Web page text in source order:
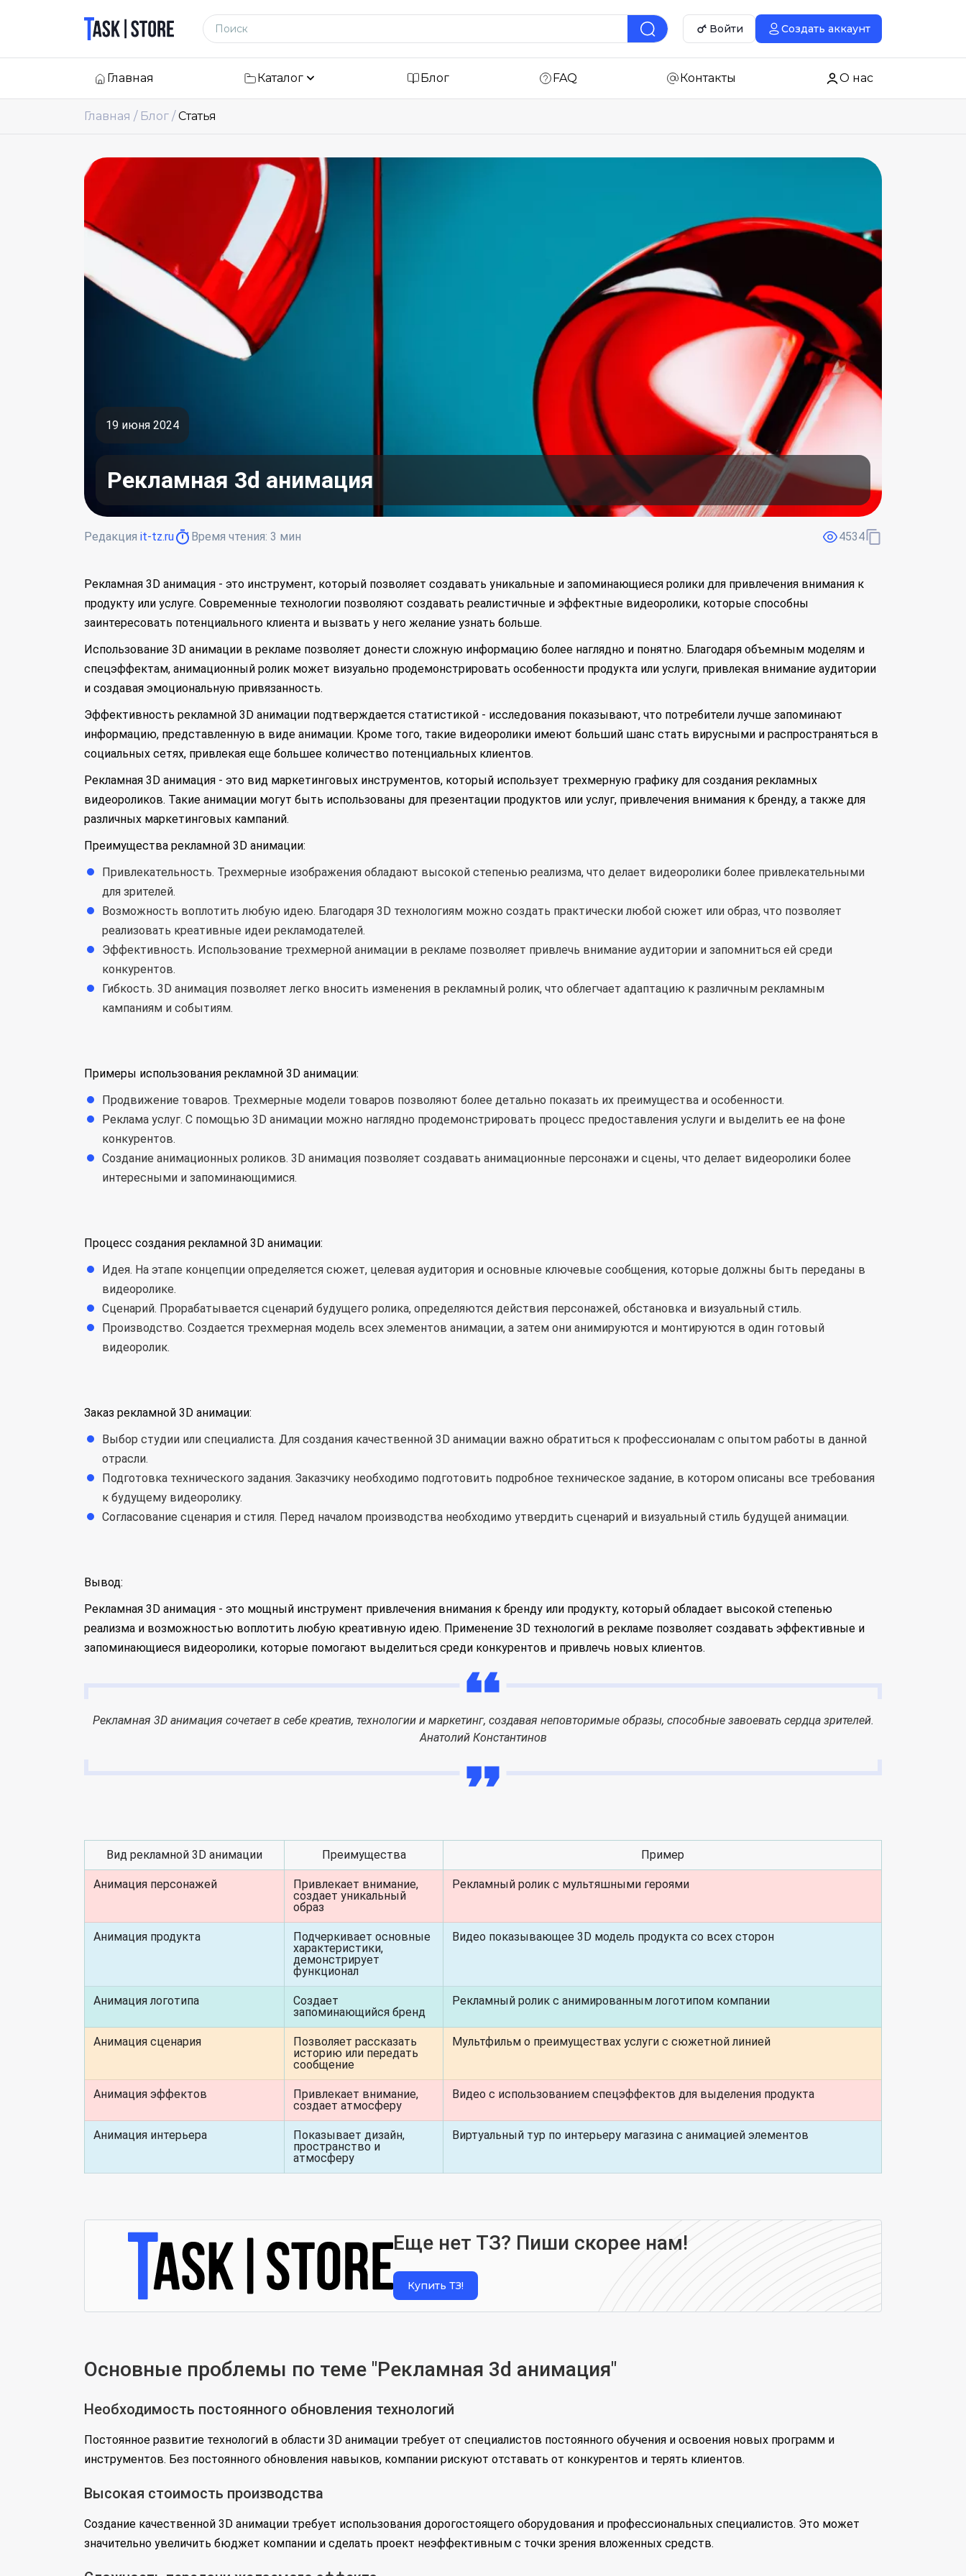
Логотип
Поиск по сайту
Войти Создать аккаунт
Главная Каталог Блог FAQ Контакты О нас
Главная Блог Статья
19 июня 2024
Рекламная 3d анимация
Редакция it-tz.ru Время чтения: 3 мин 4534
Рекламная 3D анимация - это инструмент, который позволяет создавать уникальные и запоминающиеся ролики для привлечения внимания к
продукту или услуге. Современные технологии позволяют создавать реалистичные и эффектные видеоролики, которые способны
заинтересовать потенциального клиента и вызвать у него желание узнать больше.
Использование 3D анимации в рекламе позволяет донести сложную информацию более наглядно и понятно. Благодаря объемным моделям и
спецэффектам, анимационный ролик может визуально продемонстрировать особенности продукта или услуги, привлекая внимание аудитории
и создавая эмоциональную привязанность.
Эффективность рекламной 3D анимации подтверждается статистикой - исследования показывают, что потребители лучше запоминают
информацию, представленную в виде анимации. Кроме того, такие видеоролики имеют больший шанс стать вирусными и распространяться в
социальных сетях, привлекая еще большее количество потенциальных клиентов.
Рекламная 3D анимация - это вид маркетинговых инструментов, который использует трехмерную графику для создания рекламных
видеороликов. Такие анимации могут быть использованы для презентации продуктов или услуг, привлечения внимания к бренду, а также для
различных маркетинговых кампаний.
Преимущества рекламной 3D анимации:
Привлекательность. Трехмерные изображения обладают высокой степенью реализма, что делает видеоролики более привлекательными
для зрителей.
Возможность воплотить любую идею. Благодаря 3D технологиям можно создать практически любой сюжет или образ, что позволяет
реализовать креативные идеи рекламодателей.
Эффективность. Использование трехмерной анимации в рекламе позволяет привлечь внимание аудитории и запомниться ей среди
конкурентов.
Гибкость. 3D анимация позволяет легко вносить изменения в рекламный ролик, что облегчает адаптацию к различным рекламным
кампаниям и событиям.
Примеры использования рекламной 3D анимации:
Продвижение товаров. Трехмерные модели товаров позволяют более детально показать их преимущества и особенности.
Реклама услуг. С помощью 3D анимации можно наглядно продемонстрировать процесс предоставления услуги и выделить ее на фоне
конкурентов.
Создание анимационных роликов. 3D анимация позволяет создавать анимационные персонажи и сцены, что делает видеоролики более
интересными и запоминающимися.
Процесс создания рекламной 3D анимации:
Идея. На этапе концепции определяется сюжет, целевая аудитория и основные ключевые сообщения, которые должны быть переданы в
видеоролике.
Сценарий. Прорабатывается сценарий будущего ролика, определяются действия персонажей, обстановка и визуальный стиль.
Производство. Создается трехмерная модель всех элементов анимации, а затем они анимируются и монтируются в один готовый
видеоролик.
Заказ рекламной 3D анимации:
Выбор студии или специалиста. Для создания качественной 3D анимации важно обратиться к профессионалам с опытом работы в данной
отрасли.
Подготовка технического задания. Заказчику необходимо подготовить подробное техническое задание, в котором описаны все требования
к будущему видеоролику.
Согласование сценария и стиля. Перед началом производства необходимо утвердить сценарий и визуальный стиль будущей анимации.
Вывод:
Рекламная 3D анимация - это мощный инструмент привлечения внимания к бренду или продукту, который обладает высокой степенью
реализма и возможностью воплотить любую креативную идею. Применение 3D технологий в рекламе позволяет создавать эффективные и
запоминающиеся видеоролики, которые помогают выделиться среди конкурентов и привлечь новых клиентов.
Рекламная 3D анимация сочетает в себе креатив, технологии и маркетинг, создавая неповторимые образы, способные завоевать сердца зрителей.
Анатолий Константинов
Вид рекламной 3D анимации Преимущества Пример
Анимация персонажей
Привлекает внимание,
создает уникальный
образ
Рекламный ролик с мультяшными героями
Анимация продукта
Подчеркивает основные
характеристики,
демонстрирует
функционал
Видео показывающее 3D модель продукта со всех сторон
Анимация логотипа
Создает
запоминающийся бренд
Рекламный ролик с анимированным логотипом компании
Анимация сценария
Позволяет рассказать
историю или передать
сообщение
Мультфильм о преимуществах услуги с сюжетной линией
Анимация эффектов
Привлекает внимание,
создает атмосферу
Видео с использованием спецэффектов для выделения продукта
Анимация интерьера
Показывает дизайн,
пространство и
атмосферу
Виртуальный тур по интерьеру магазина с анимацией элементов
Еще нет ТЗ? Пиши скорее нам!
Купить ТЗ!
Основные проблемы по теме "Рекламная 3d анимация"
Необходимость постоянного обновления технологий
Постоянное развитие технологий в области 3D анимации требует от специалистов постоянного обучения и освоения новых программ и
инструментов. Без постоянного обновления навыков, компании рискуют отставать от конкурентов и терять клиентов.
Высокая стоимость производства
Создание качественной 3D анимации требует использования дорогостоящего оборудования и профессиональных специалистов. Это может
значительно увеличить бюджет компании и сделать проект неэффективным с точки зрения вложенных средств.